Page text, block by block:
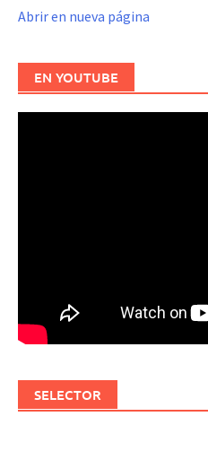
Abrir en nueva página
EN YOUTUBE
SELECTOR